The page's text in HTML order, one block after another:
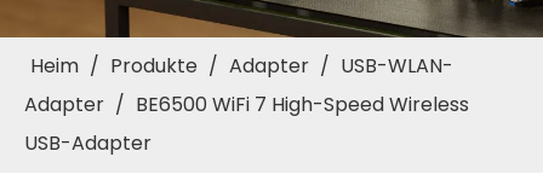
Heim / Produkte / Adapter / USB-WLAN-
Adapter / BE6500 WiFi 7 High-Speed ​​Wireless
USB-Adapter